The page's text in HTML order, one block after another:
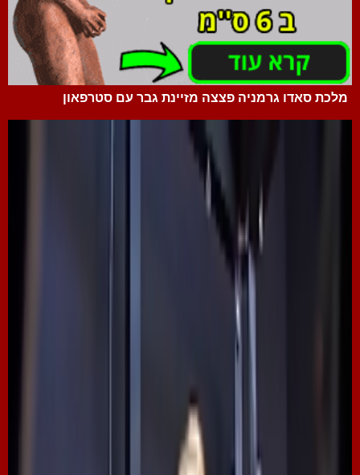
מלכת סאדו גרמניה פצצה מזיינת גבר עם סטרפאון